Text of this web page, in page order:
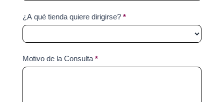
¿A qué tienda quiere dirigirse? *
Motivo de la Consulta *